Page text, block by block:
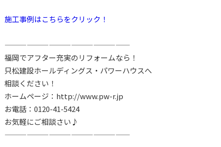
施工事例はこちらをクリック！
—————————————————
福岡でアフター充実のリフォームなら！
只松建設ホールディングス・パワーハウスへ
相談ください！
ホームページ：http://www.pw-r.jp
お電話：0120-41-5424
お気軽にご相談さい♪
—————————————————